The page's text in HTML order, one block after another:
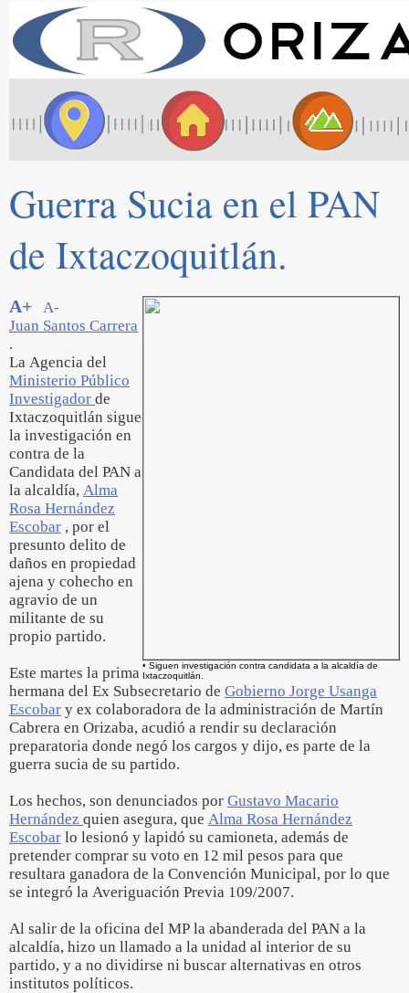
Guerra Sucia en el PAN
de Ixtaczoquitlán.
• Siguen investigación contra candidata a la alcaldía de
Ixtaczoquitlán.
A+
A-
Juan Santos Carrera
.
La Agencia del
Ministerio Público
Investigador de
Ixtaczoquitlán sigue
la investigación en
contra de la
Candidata del PAN a
la alcaldía, Alma
Rosa Hernández
Escobar , por el
presunto delito de
daños en propiedad
ajena y cohecho en
agravio de un
militante de su
propio partido.
Este martes la prima
hermana del Ex Subsecretario de Gobierno Jorge Usanga
Escobar y ex colaboradora de la administración de Martín
Cabrera en Orizaba, acudió a rendir su declaración
preparatoria donde negó los cargos y dijo, es parte de la
guerra sucia de su partido.
Los hechos, son denunciados por Gustavo Macario
Hernández quien asegura, que Alma Rosa Hernández
Escobar lo lesionó y lapidó su camioneta, además de
pretender comprar su voto en 12 mil pesos para que
resultara ganadora de la Convención Municipal, por lo que
se integró la Averiguación Previa 109/2007.
Al salir de la oficina del MP la abanderada del PAN a la
alcaldía, hizo un llamado a la unidad al interior de su
partido, y a no dividirse ni buscar alternativas en otros
institutos políticos.